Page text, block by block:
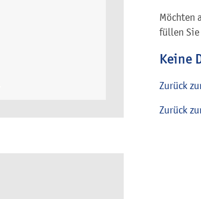
Möchten
füllen
Keine
Zurück
Zurück